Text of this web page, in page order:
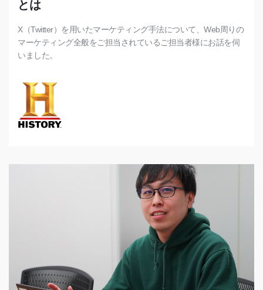
とは
X（Twitter）を用いたマーケティング手法について、Web周りの
マーケティング全般をご担当されているご担当者様にお話を伺
いました。